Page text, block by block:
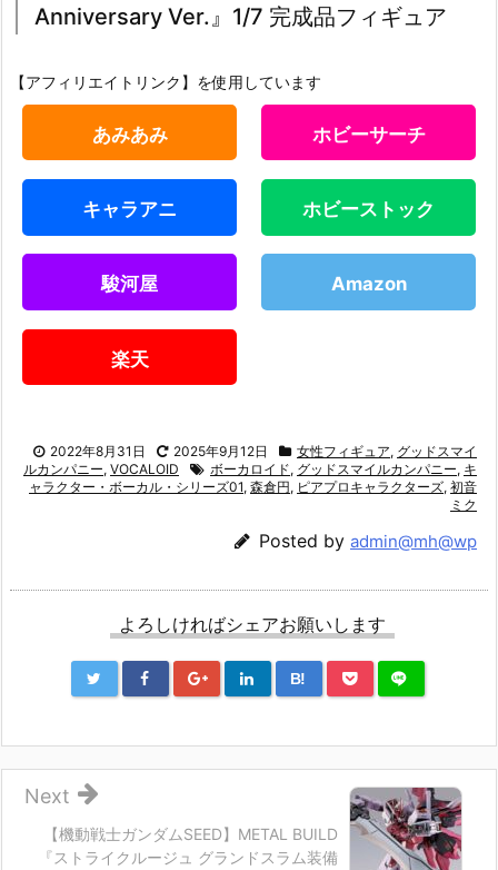
Anniversary Ver.』1/7 完成品フィギュア
【アフィリエイトリンク】を使用しています
あみあみ ホビーサーチ
キャラアニ ホビーストック
駿河屋 Amazon
楽天
2022年8月31日 2025年9月12日 女性フィギュア, グッドスマイ
ルカンパニー, VOCALOID ボーカロイド, グッドスマイルカンパニー, キ
ャラクター・ボーカル・シリーズ01, 森倉円, ピアプロキャラクターズ, 初音
ミク
Posted by admin@mh@wp
よろしければシェアお願いします
B!
【機動戦士ガンダムSEED】METAL BUILD
『ストライクルージュ グランドスラム装備
Next